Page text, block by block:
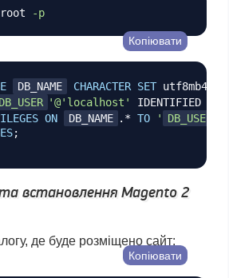
root -p
DB_NAME CHARACTER SET utf8mb4
DB_USER '@'localhost' IDENTIFIED
ON DB_NAME . * TO ' DB_USER
;
Копіювати
встановлення Magento 2
де буде розміщено сайт:
Копіювати